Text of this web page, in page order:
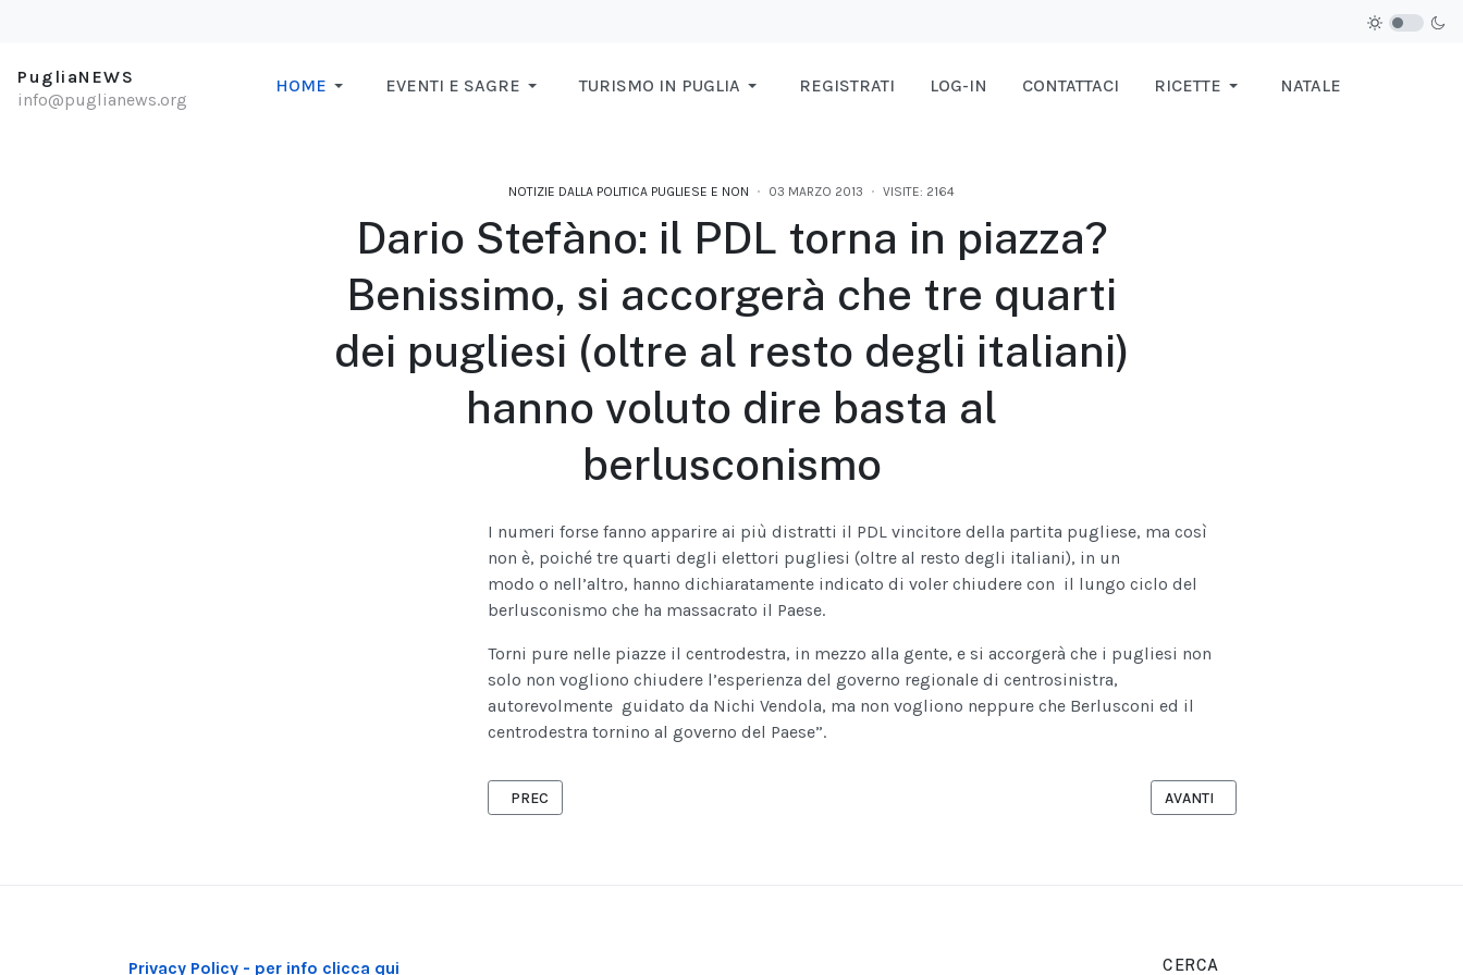
PugliaNEWS
info@puglianews.org
HOME EVENTI E SAGRE TURISMO IN PUGLIA REGISTRATI LOG-IN CONTATTACI RICETTE NATALE
NOTIZIE DALLA POLITICA PUGLIESE E NON 03 MARZO 2013 VISITE: 2164
Dario Stefàno: il PDL torna in piazza?
Benissimo, si accorgerà che tre quarti
dei pugliesi (oltre al resto degli italiani)
hanno voluto dire basta al
berlusconismo
I numeri forse fanno apparire ai più distratti il PDL vincitore della partita pugliese, ma così
non è, poiché tre quarti degli elettori pugliesi (oltre al resto degli italiani), in un
modo o nell’altro, hanno dichiaratamente indicato di voler chiudere con il lungo ciclo del
berlusconismo che ha massacrato il Paese.
Torni pure nelle piazze il centrodestra, in mezzo alla gente, e si accorgerà che i pugliesi non
solo non vogliono chiudere l’esperienza del governo regionale di centrosinistra,
autorevolmente guidato da Nichi Vendola, ma non vogliono neppure che Berlusconi ed il
centrodestra tornino al governo del Paese”.
ARTICOLO PRECEDENTE: BRINDISI - ELEZIONI AMMINISTRATIVE 14 E 15 MAGGIO 2023: COMUNICATO STAMPA FRONTE PROGRESSISTA
PREC ARTICOLO SUCCESSIVO: LUCIANO MINEO
AVANTI
Privacy Policy - per info clicca qui CERCA